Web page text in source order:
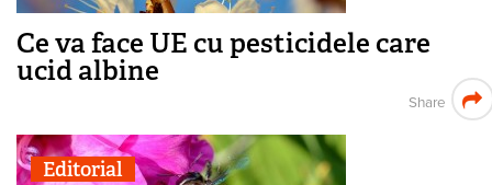
Ce va face UE cu pesticidele care
ucid albine
Share
Editorial